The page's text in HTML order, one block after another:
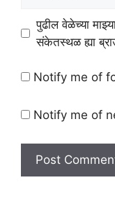
पुढील वेळेच्या
संकेतस्थळ ह्या
Notify me of
Notify me of